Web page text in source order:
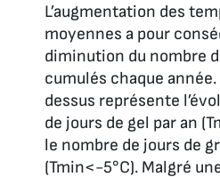
L’augmentation des
moyennes a pour
diminution du nombre
cumulés chaque
dessus représente
de jours de gel par an
le nombre de jours de
(Tmin<-5°C). Malgré